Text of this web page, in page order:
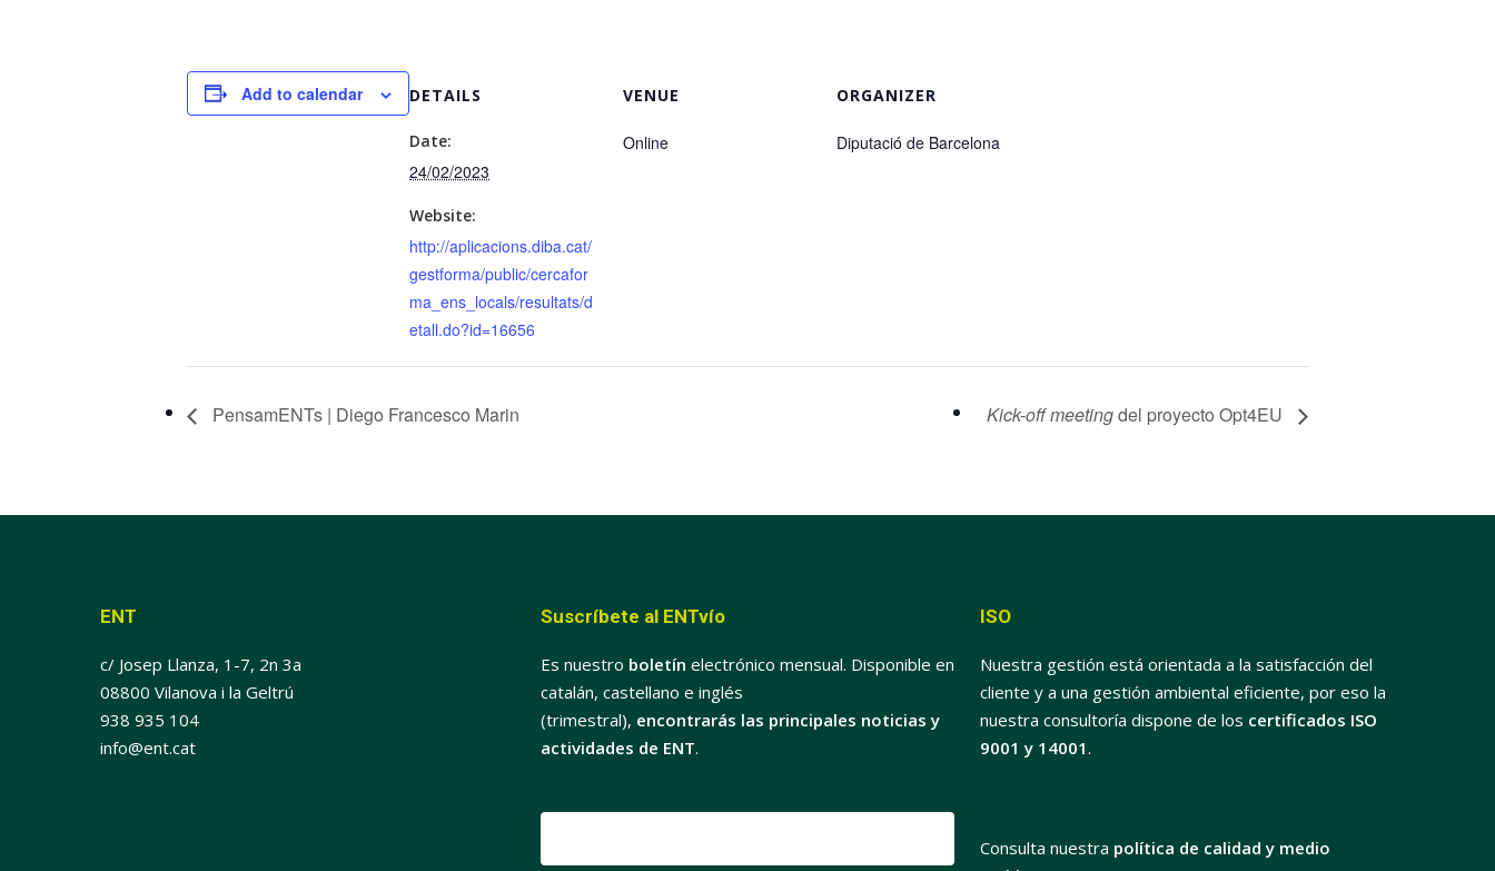
Add to calendar DETAILS
Date:
24/02/2023
Website:
http://aplicacions.diba.cat/
gestforma/public/cercafor
ma_ens_locals/resultats/d
etall.do?id=16656
VENUE
Online
ORGANIZER
Diputació de Barcelona
PensamENTs | Diego Francesco Marin Kick-off meetingdel proyecto Opt4EU
ENT
c/ Josep Llanza, 1-7, 2n 3a
08800 Vilanova i la Geltrú
938 935 104
info@ent.cat
Suscríbete al ENTvío
Es nuestro boletín electrónico mensual. Disponible en
catalán, castellano e inglés
(trimestral), encontrarás las principales noticias y
actividades de ENT.
ISO
Nuestra gestión está orientada a la satisfacción del
cliente y a una gestión ambiental eficiente, por eso la
nuestra consultoría dispone de los certificados ISO
9001 y 14001.
Consulta nuestra política de calidad y medio